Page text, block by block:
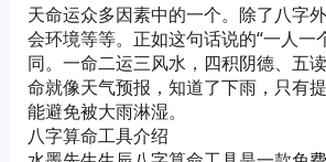
天命运众多因素中的一个。除了八字
会环境等等。正如这句话说的“一人一
同。一命二运三风水，四积阴德、五
命就像天气预报，知道了下雨，只有
能避免被大雨淋湿。
八字算命工具介绍